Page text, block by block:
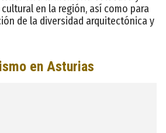
en la región, así como para
de la diversidad arquitectónica y